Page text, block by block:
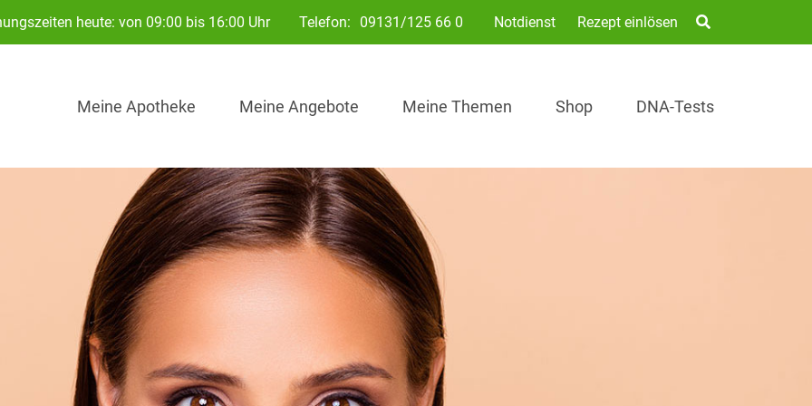
heute: von 09:00 bis 16:00 Uhr Telefon: 09131/125 66 0 Notdienst Rezept einlösen
Meine Apotheke Meine Angebote Meine Themen Shop DNA-Tests